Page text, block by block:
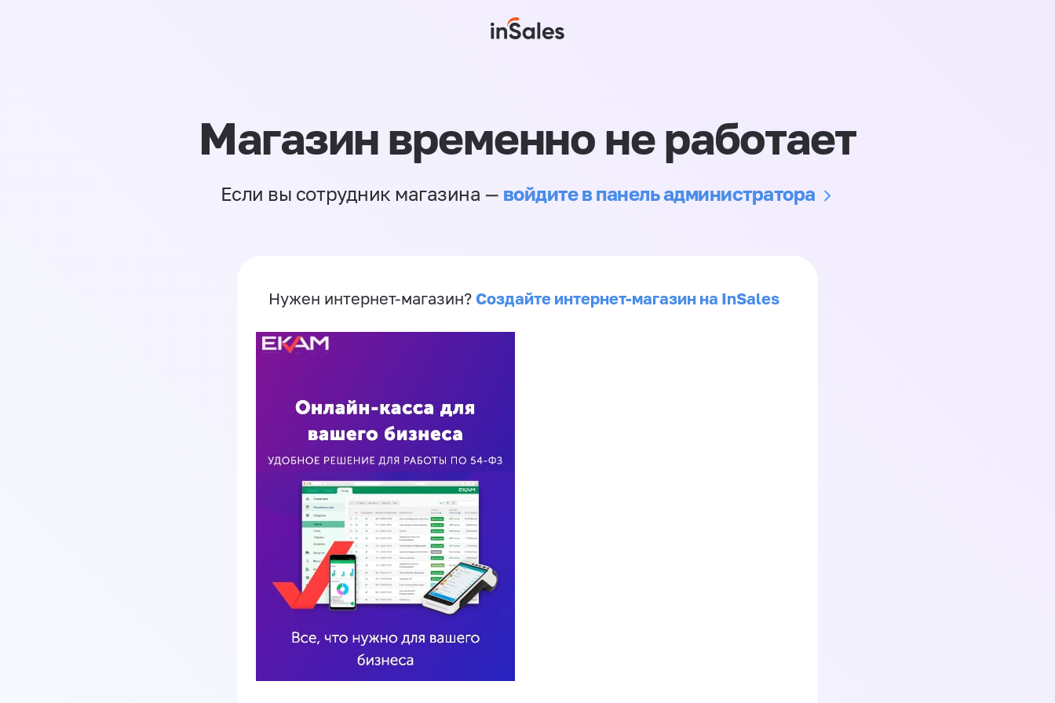
Магазин временно не работает
Если вы сотрудник магазина — войдите в панель администратора
Нужен интернет-магазин? Создайте интернет-магазин на InSales